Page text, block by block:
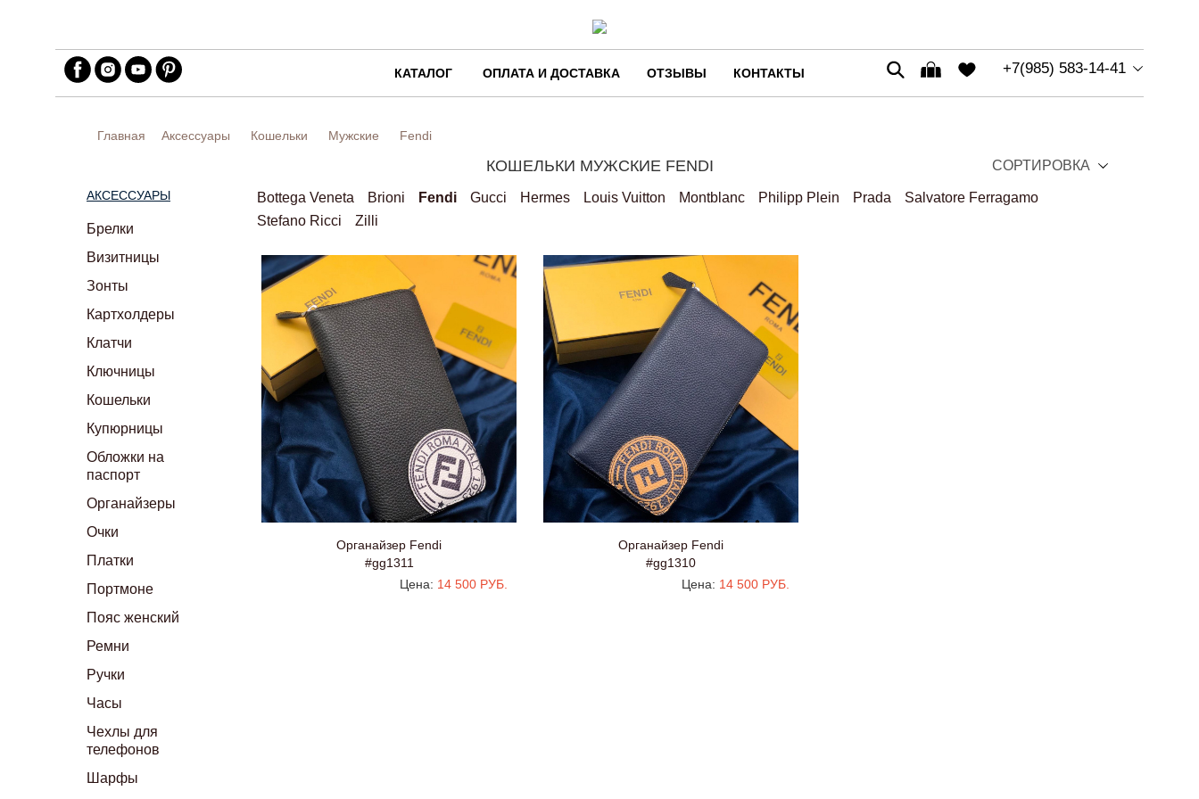
КАТАЛОГ ОПЛАТА И ДОСТАВКА ОТЗЫВЫ КОНТАКТЫ +7(985) 583-14-41
Главная Аксессуары Кошельки Мужские Fendi
КОШЕЛЬКИ МУЖСКИЕ FENDI СОРТИРОВКА
АКСЕССУАРЫ
Брелки
Визитницы
Зонты
Картхолдеры
Клатчи
Ключницы
Кошельки
Купюрницы
Обложки на
паспорт
Органайзеры
Очки
Платки
Портмоне
Пояс женский
Ремни
Ручки
Часы
Чехлы для
телефонов
Шарфы
Bottega Veneta Brioni Fendi Gucci Hermes Louis Vuitton Montblanc Philipp Plein Prada
Salvatore Ferragamo
Stefano Ricci
Zilli
Органайзер Fendi
#gg1311
Цена: 14 500 РУБ.
Органайзер Fendi
#gg1310
Цена: 14 500 РУБ.